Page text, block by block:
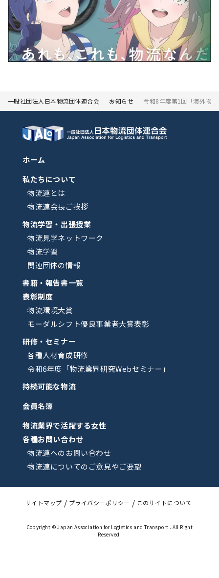
一般社団法人日本物流団体連合会 お知らせ 令和8年度第1回「海外物
ホーム
私たちについて
物流連とは
物流連会長ご挨拶
物流学習・出張授業
物流見学ネットワーク
物流学習
関連団体の情報
書籍・報告書一覧
表彰制度
物流環境大賞
モーダルシフト優良事業者大賞表彰
研修・セミナー
各種人材育成研修
令和6年度「物流業界研究Webセミナー」
持続可能な物流
会員名簿
物流業界で活躍する女性
各種お問い合わせ
物流連へのお問い合わせ
物流連についてのご意見やご要望
サイトマップ プライバシーポリシー このサイトについて
Copyright © Japan Association for Logistics and Transport . All Right
Reserved.